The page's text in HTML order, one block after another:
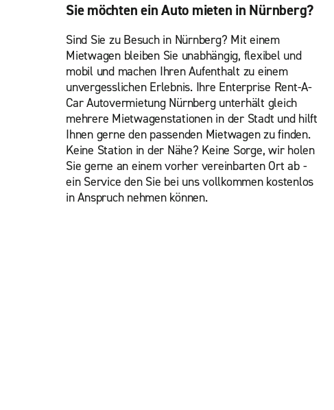
Sie möchten ein Auto mieten in Nürnberg?
Sind Sie zu Besuch in Nürnberg? Mit einem
Mietwagen bleiben Sie unabhängig, flexibel und
mobil und machen Ihren Aufenthalt zu einem
unvergesslichen Erlebnis. Ihre Enterprise Rent-A-
Car Autovermietung Nürnberg unterhält gleich
mehrere Mietwagenstationen in der Stadt und hilft
Ihnen gerne den passenden Mietwagen zu finden.
Keine Station in der Nähe? Keine Sorge, wir holen
Sie gerne an einem vorher vereinbarten Ort ab -
ein Service den Sie bei uns vollkommen kostenlos
in Anspruch nehmen können.